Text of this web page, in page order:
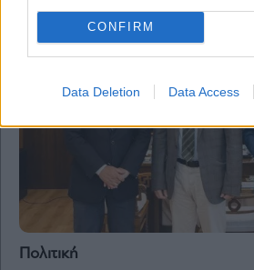
CONFIRM
Data Deletion Data Access
Πολιτική